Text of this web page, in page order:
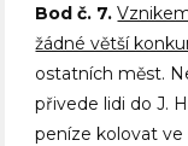
Bod č. 7.
žádné větší
ostatních měst.
přivede lidi do J.
peníze kolovat